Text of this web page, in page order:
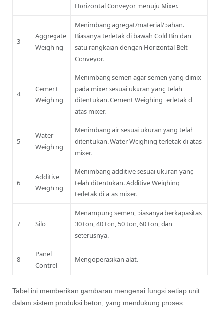
Horizontal Conveyor menuju Mixer.
3
Aggregate
Weighing
Menimbang agregat/material/bahan.
Biasanya terletak di bawah Cold Bin dan
satu rangkaian dengan Horizontal Belt
Conveyor.
4
Cement
Weighing
Menimbang semen agar semen yang dimix
pada mixer sesuai ukuran yang telah
ditentukan. Cement Weighing terletak di
atas mixer.
5
Water
Weighing
Menimbang air sesuai ukuran yang telah
ditentukan. Water Weighing terletak di atas
mixer.
6
Additive
Weighing
Menimbang additive sesuai ukuran yang
telah ditentukan. Additive Weighing
terletak di atas mixer.
7 Silo
Menampung semen, biasanya berkapasitas
30 ton, 40 ton, 50 ton, 60 ton, dan
seterusnya.
8
Panel
Control
Mengoperasikan alat.
Tabel ini memberikan gambaran mengenai fungsi setiap unit
dalam sistem produksi beton, yang mendukung proses